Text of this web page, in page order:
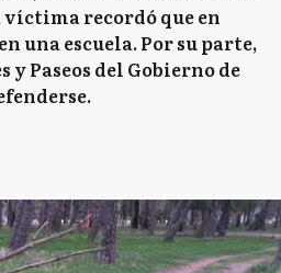
víctima recordó que en
una escuela. Por su parte,
y Paseos del Gobierno de